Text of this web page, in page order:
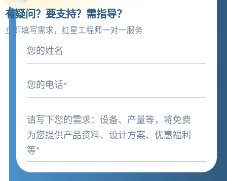
有疑问？要支持？需指导？
立即填写需求，红星工程师一对一服务